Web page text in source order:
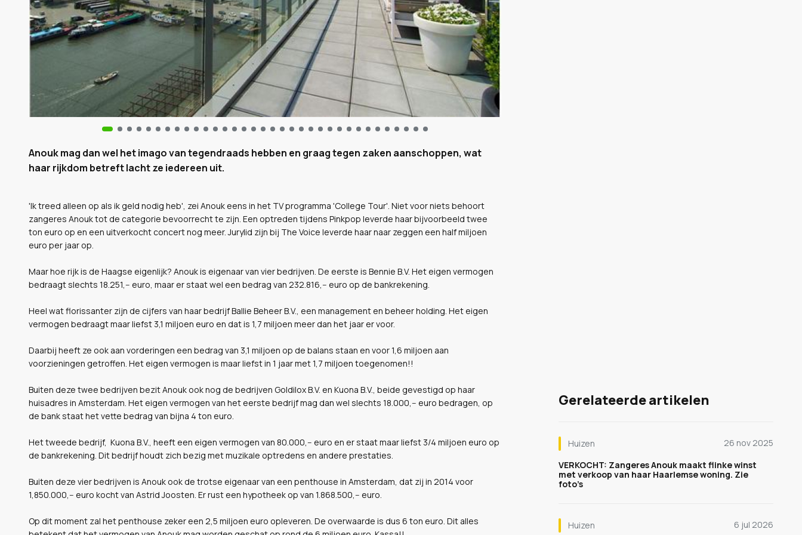
Anouk mag dan wel het imago van tegendraads hebben en graag tegen zaken aanschoppen, wat
haar rijkdom betreft lacht ze iedereen uit.
'Ik treed alleen op als ik geld nodig heb', zei Anouk eens in het TV programma 'College Tour'. Niet voor niets behoort
zangeres Anouk tot de categorie bevoorrecht te zijn. Een optreden tijdens Pinkpop leverde haar bijvoorbeeld twee
ton euro op en een uitverkocht concert nog meer. Jurylid zijn bij The Voice leverde haar naar zeggen een half miljoen
euro per jaar op.
Maar hoe rijk is de Haagse eigenlijk? Anouk is eigenaar van vier bedrijven. De eerste is Bennie B.V. Het eigen vermogen
bedraagt slechts 18.251,-- euro, maar er staat wel een bedrag van 232.816,-- euro op de bankrekening.
Heel wat florissanter zijn de cijfers van haar bedrijf Ballie Beheer B.V., een management en beheer holding. Het eigen
vermogen bedraagt maar liefst 3,1 miljoen euro en dat is 1,7 miljoen meer dan het jaar er voor.
Daarbij heeft ze ook aan vorderingen een bedrag van 3,1 miljoen op de balans staan en voor 1,6 miljoen aan
voorzieningen getroffen. Het eigen vermogen is maar liefst in 1 jaar met 1,7 miljoen toegenomen!!
Buiten deze twee bedrijven bezit Anouk ook nog de bedrijven Goldilox B.V. en Kuona B.V., beide gevestigd op haar
huisadres in Amsterdam. Het eigen vermogen van het eerste bedrijf mag dan wel slechts 18.000,-- euro bedragen, op
de bank staat het vette bedrag van bijna 4 ton euro.
Het tweede bedrijf, Kuona B.V., heeft een eigen vermogen van 80.000,-- euro en er staat maar liefst 3/4 miljoen euro op
de bankrekening. Dit bedrijf houdt zich bezig met muzikale optredens en andere prestaties.
Buiten deze vier bedrijven is Anouk ook de trotse eigenaar van een penthouse in Amsterdam, dat zij in 2014 voor
1,850.000,-- euro kocht van Astrid Joosten. Er rust een hypotheek op van 1.868.500,-- euro.
Op dit moment zal het penthouse zeker een 2,5 miljoen euro opleveren. De overwaarde is dus 6 ton euro. Dit alles
Gerelateerde artikelen
Huizen
26 nov 2025
VERKOCHT: Zangeres Anouk maakt flinke winst
met verkoop van haar Haarlemse woning. Zie
foto’s
Huizen
6 jul 2026